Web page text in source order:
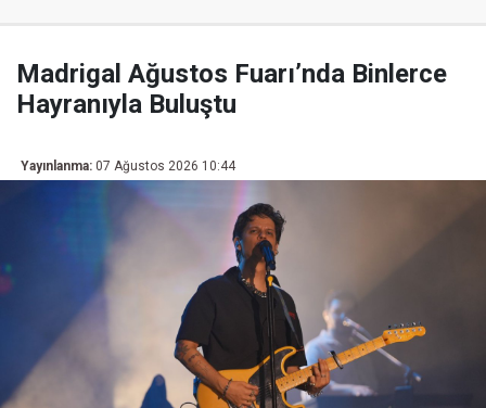
Madrigal Ağustos Fuarı’nda Binlerce
Hayranıyla Buluştu
Yayınlanma: 07 Ağustos 2026 10:44